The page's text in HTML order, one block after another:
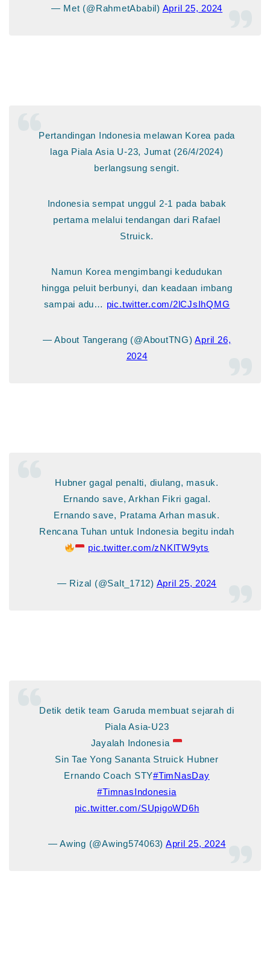
— Met (@RahmetAbabil) April 25, 2024
Pertandingan Indonesia melawan Korea pada
laga Piala Asia U-23, Jumat (26/4/2024)
berlangsung sengit.
Indonesia sempat unggul 2-1 pada babak
pertama melalui tendangan dari Rafael
Struick.
Namun Korea mengimbangi kedudukan
hingga peluit berbunyi, dan keadaan imbang
sampai adu… pic.twitter.com/2lCJsIhQMG
— About Tangerang (@AboutTNG)April 26,
2024
Hubner gagal penalti, diulang, masuk.
Ernando save, Arkhan Fikri gagal.
Ernando save, Pratama Arhan masuk.
Rencana Tuhan untuk Indonesia begitu indah
pic.twitter.com/zNKlTW9yts
— Rizal (@Salt_1712) April 25, 2024
Detik detik team Garuda membuat sejarah di
Piala Asia-U23
Jayalah Indonesia
Sin Tae Yong Sananta Struick Hubner
Ernando Coach STY#TimNasDay
#TimnasIndonesia
pic.twitter.com/SUpigoWD6h
— Awing (@Awing574063) April 25, 2024